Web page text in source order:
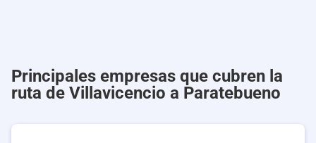
Principales empresas que cubren la
ruta de Villavicencio a Paratebueno